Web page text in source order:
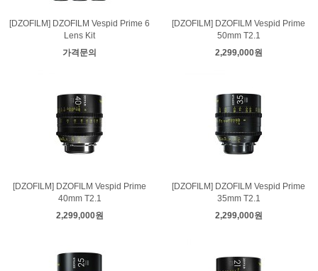
[DZOFILM] DZOFILM Vespid Prime 6
Lens Kit
가격문의
[DZOFILM] DZOFILM Vespid Prime
50mm T2.1
2,299,000원
[DZOFILM] DZOFILM Vespid Prime
40mm T2.1
2,299,000원
[DZOFILM] DZOFILM Vespid Prime
35mm T2.1
2,299,000원